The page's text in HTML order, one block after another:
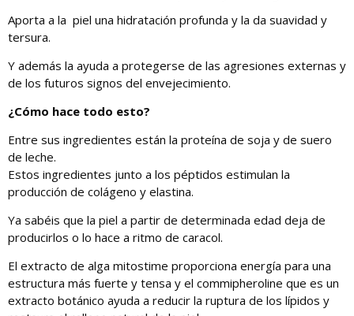
Aporta a la piel una hidratación profunda y la da suavidad y
tersura.
Y además la ayuda a protegerse de las agresiones externas y
de los futuros signos del envejecimiento.
¿Cómo hace todo esto?
Entre sus ingredientes están la proteína de soja y de suero
de leche.
Estos ingredientes junto a los péptidos estimulan la
producción de colágeno y elastina.
Ya sabéis que la piel a partir de determinada edad deja de
producirlos o lo hace a ritmo de caracol.
El extracto de alga mitostime proporciona energía para una
estructura más fuerte y tensa y el commipheroline que es un
extracto botánico ayuda a reducir la ruptura de los lípidos y